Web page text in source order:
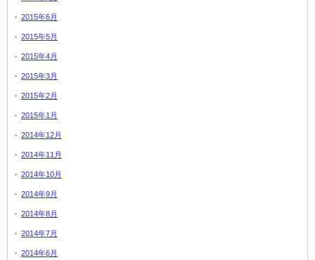
2015年6月
2015年5月
2015年4月
2015年3月
2015年2月
2015年1月
2014年12月
2014年11月
2014年10月
2014年9月
2014年8月
2014年7月
2014年6月